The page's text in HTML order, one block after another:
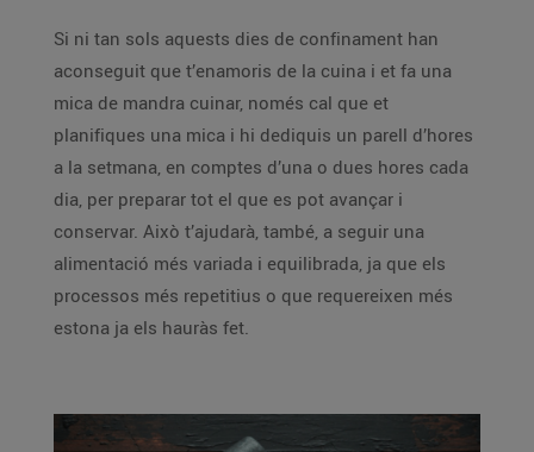
Si ni tan sols aquests dies de confinament han
aconseguit que t’enamoris de la cuina i et fa una
mica de mandra cuinar, només cal que et
planifiques una mica i hi dediquis un parell d’hores
a la setmana, en comptes d’una o dues hores cada
dia, per preparar tot el que es pot avançar i
conservar. Això t’ajudarà, també, a seguir una
alimentació més variada i equilibrada, ja que els
processos més repetitius o que requereixen més
estona ja els hauràs fet.